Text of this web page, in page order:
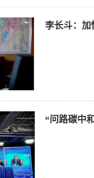
李长斗：加
“问路碳中